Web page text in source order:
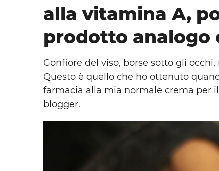
alla vitamina A,
prodotto analogo
Gonfiore del viso, borse sotto gli
Questo è quello che ho ottenuto
farmacia alla mia normale crema per
blogger.